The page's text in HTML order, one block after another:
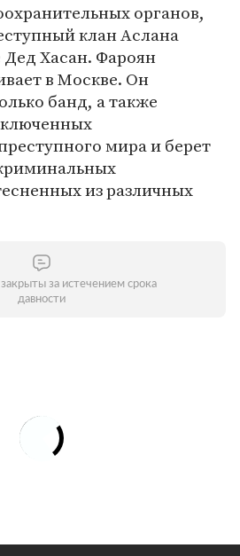
органов,
клан Аслана
Дед Хасан. Фароян
в Москве. Он
банд, а также
мира и берет
из различных
за истечением срока
давности